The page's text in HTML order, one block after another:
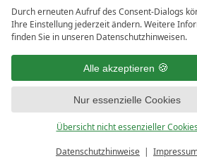
Durch erneuten Aufruf des Consent-Dialogs
Ihre Einstellung jederzeit ändern. Weitere
finden Sie in unseren Datenschutzhinweisen.
Alle akzeptieren
Nur essenzielle Cookies
Übersicht nicht essenzieller Cookies
Datenschutzhinweise
Facebook Instagram
IMPRESSUM AGB